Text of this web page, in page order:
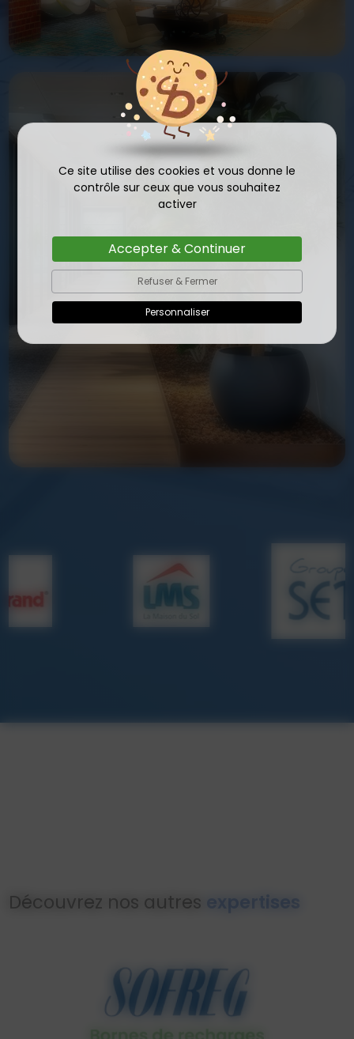
Ce site utilise des cookies et vous donne le
contrôle sur ceux que vous souhaitez
activer
Accepter & Continuer
Refuser & Fermer
Personnaliser
Découvrez nos autres expertises